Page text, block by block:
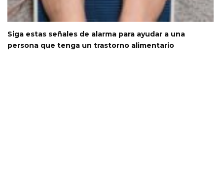
Siga estas señales de alarma para ayudar a una
persona que tenga un trastorno alimentario